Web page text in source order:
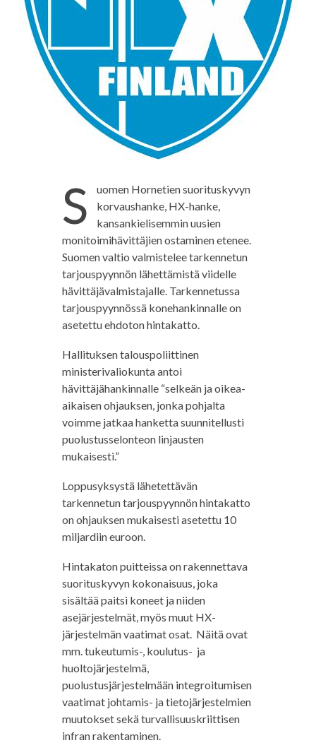
S
uomen Hornetien suorituskyvyn
korvaushanke, HX-hanke,
kansankielisemmin uusien
monitoimihävittäjien ostaminen etenee.
Suomen valtio valmistelee tarkennetun
tarjouspyynnön lähettämistä viidelle
hävittäjävalmistajalle. Tarkennetussa
tarjouspyynnössä konehankinnalle on
asetettu ehdoton hintakatto.
Hallituksen talouspoliittinen
ministerivaliokunta antoi
hävittäjähankinnalle “selkeän ja oikea-
aikaisen ohjauksen, jonka pohjalta
voimme jatkaa hanketta suunnitellusti
puolustusselonteon linjausten
mukaisesti.”
Loppusyksystä lähetettävän
tarkennetun tarjouspyynnön hintakatto
on ohjauksen mukaisesti asetettu 10
miljardiin euroon.
Hintakaton puitteissa on rakennettava
suorituskyvyn kokonaisuus, joka
sisältää paitsi koneet ja niiden
asejärjestelmät, myös muut HX-
järjestelmän vaatimat osat. Näitä ovat
mm. tukeutumis-, koulutus- ja
huoltojärjestelmä,
puolustusjärjestelmään integroitumisen
vaatimat johtamis- ja tietojärjestelmien
muutokset sekä turvallisuuskriittisen
infran rakentaminen.